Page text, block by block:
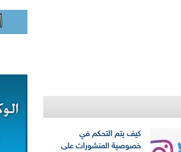
كيف يتم التحكم في
خصوصية المنشورات على